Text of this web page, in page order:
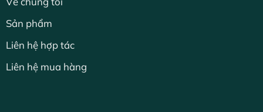
Sản phẩm
Liên hệ hợp tác
Liên hệ mua hàng